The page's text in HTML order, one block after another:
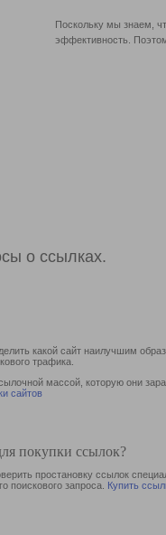
Поскольку мы знаем,
эффективность.
о ссылках.
какой сайт наилучшим
трафика.
массой, которую они
сайтов
покупки ссылок?
простановку ссылок
поискового запроса. Купить